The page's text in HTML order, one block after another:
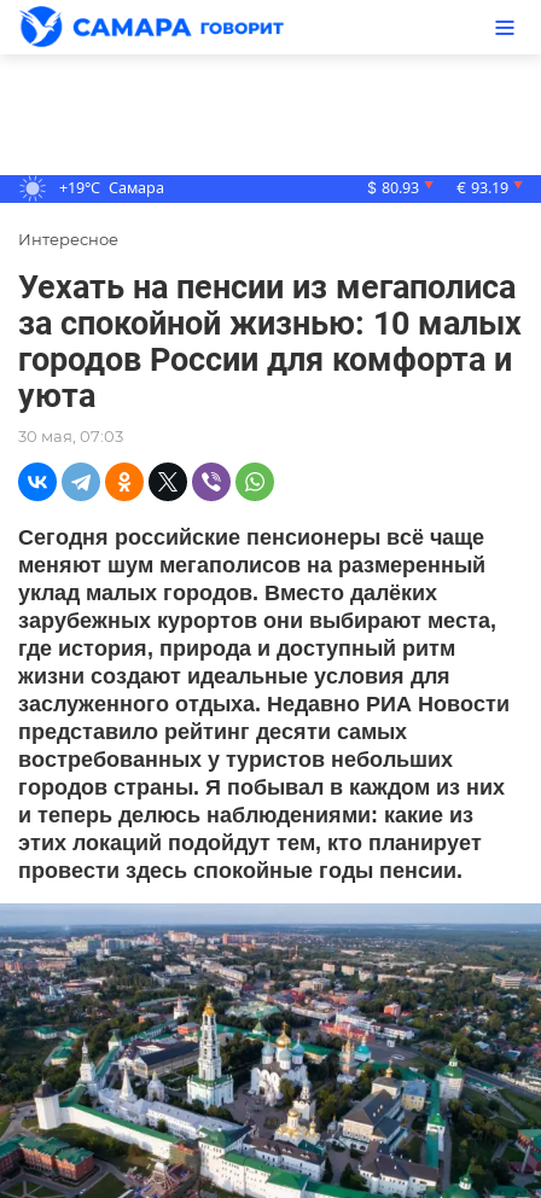
+19°C Самара $ 80.93 ▼ € 93.19 ▼
Интересное
Уехать на пенсии из мегаполиса
за спокойной жизнью: 10 малых
городов России для комфорта и
уюта
30 мая, 07:03
Сегодня российские пенсионеры всё чаще
меняют шум мегаполисов на размеренный
уклад малых городов. Вместо далёких
зарубежных курортов они выбирают места,
где история, природа и доступный ритм
жизни создают идеальные условия для
заслуженного отдыха. Недавно РИА Новости
представило рейтинг десяти самых
востребованных у туристов небольших
городов страны. Я побывал в каждом из них
и теперь делюсь наблюдениями: какие из
этих локаций подойдут тем, кто планирует
провести здесь спокойные годы пенсии.